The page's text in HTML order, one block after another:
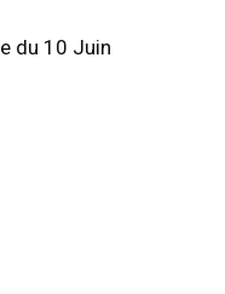
du 10 Juin